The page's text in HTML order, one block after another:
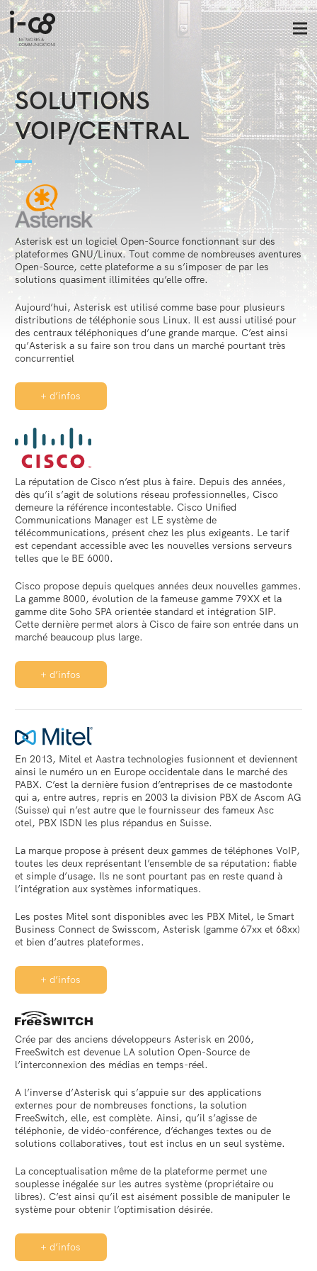
SOLUTIONS
VOIP/CENTRAL
Asterisk est un logiciel Open-Source fonctionnant sur des
plateformes GNU/Linux. Tout comme de nombreuses aventures
Open-Source, cette plateforme a su s’imposer de par les
solutions quasiment illimitées qu’elle offre.
Aujourd’hui, Asterisk est utilisé comme base pour plusieurs
distributions de téléphonie sous Linux. Il est aussi utilisé pour
des centraux téléphoniques d’une grande marque. C’est ainsi
qu’Asterisk a su faire son trou dans un marché pourtant très
concurrentiel
+ d’infos
La réputation de Cisco n’est plus à faire. Depuis des années,
dès qu’il s’agit de solutions réseau professionnelles, Cisco
demeure la référence incontestable. Cisco Unified
Communications Manager est LE système de
télécommunications, présent chez les plus exigeants. Le tarif
est cependant accessible avec les nouvelles versions serveurs
telles que le BE 6000.
Cisco propose depuis quelques années deux nouvelles gammes.
La gamme 8000, évolution de la fameuse gamme 79XX et la
gamme dite Soho SPA orientée standard et intégration SIP.
Cette dernière permet alors à Cisco de faire son entrée dans un
marché beaucoup plus large.
+ d’infos
En 2013, Mitel et Aastra technologies fusionnent et deviennent
ainsi le numéro un en Europe occidentale dans le marché des
PABX. C’est la dernière fusion d’entreprises de ce mastodonte
qui a, entre autres, repris en 2003 la division PBX de Ascom AG
(Suisse) qui n’est autre que le fournisseur des fameux Asc
otel, PBX ISDN les plus répandus en Suisse.
La marque propose à présent deux gammes de téléphones VoIP,
toutes les deux représentant l’ensemble de sa réputation: fiable
et simple d’usage. Ils ne sont pourtant pas en reste quand à
l’intégration aux systèmes informatiques.
Les postes Mitel sont disponibles avec les PBX Mitel, le Smart
Business Connect de Swisscom, Asterisk (gamme 67xx et 68xx)
et bien d’autres plateformes.
+ d’infos
Crée par des anciens développeurs Asterisk en 2006,
FreeSwitch est devenue LA solution Open-Source de
l’interconnexion des médias en temps-réel.
A l’inverse d’Asterisk qui s’appuie sur des applications
externes pour de nombreuses fonctions, la solution
FreeSwitch, elle, est complète. Ainsi, qu’il s’agisse de
téléphonie, de vidéo-conférence, d’échanges textes ou de
solutions collaboratives, tout est inclus en un seul système.
La conceptualisation même de la plateforme permet une
souplesse inégalée sur les autres système (propriétaire ou
libres). C’est ainsi qu’il est aisément possible de manipuler le
système pour obtenir l’optimisation désirée.
+ d’infos